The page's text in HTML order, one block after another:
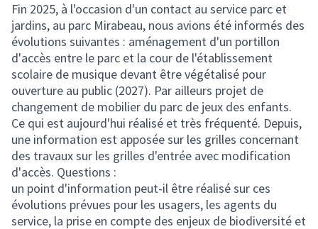
Fin 2025, à l'occasion d'un contact au service parc et
jardins, au parc Mirabeau, nous avions été informés des
évolutions suivantes : aménagement d'un portillon
d'accès entre le parc et la cour de l'établissement
scolaire de musique devant être végétalisé pour
ouverture au public (2027). Par ailleurs projet de
changement de mobilier du parc de jeux des enfants.
Ce qui est aujourd'hui réalisé et très fréquenté. Depuis,
une information est apposée sur les grilles concernant
des travaux sur les grilles d'entrée avec modification
d'accès. Questions :
un point d'information peut-il être réalisé sur ces
évolutions prévues pour les usagers, les agents du
service, la prise en compte des enjeux de biodiversité et